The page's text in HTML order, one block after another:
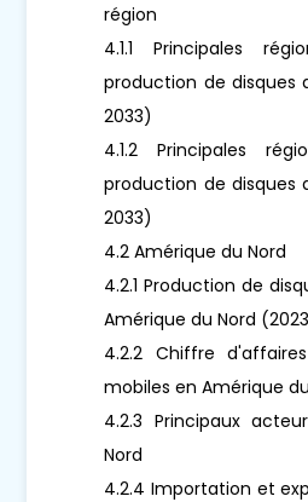
région
4.1.1 Principales
production de disques
2033)
4.1.2 Principales
production de disques
2033)
4.2 Amérique du Nord
4.2.1 Production de
Amérique du Nord
4.2.2 Chiffre
mobiles en Amérique
4.2.3 Principaux
Nord
4.2.4 Importation et